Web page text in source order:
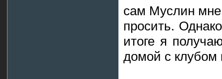
сам Муслин мне
просить.
итоге я
домой с клубом